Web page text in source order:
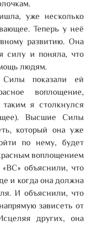
уже несколько
Теперь у неё
развитию. Она
силу и поняла, что
людям.
показали ей
воплощение,
я столкнулся
Высшие Силы
который она уже
по нему, будет
воплощением
объяснили, что
и когда она должна
И объяснили, что
зависеть от
других, она